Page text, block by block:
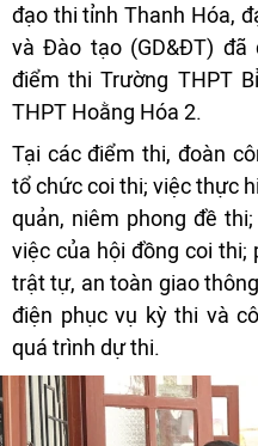
đạo thi tỉnh Thanh Hóa,
và Đào tạo (GD&ĐT)
điểm thi Trường THPT
THPT Hoằng Hóa 2.
Tại các điểm thi, đoàn
tổ chức coi thi; việc thực
quản, niêm phong đề
việc của hội đồng coi thi;
trật tự, an toàn giao
điện phục vụ kỳ thi và
quá trình dự thi.